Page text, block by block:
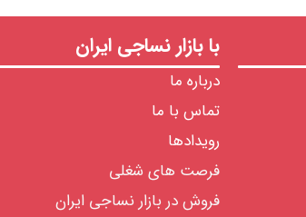
با بازار نساجی ایران
درباره ما
تماس با ما
رویدادها
فرصت های شغلی
فروش در بازار نساجی ایران